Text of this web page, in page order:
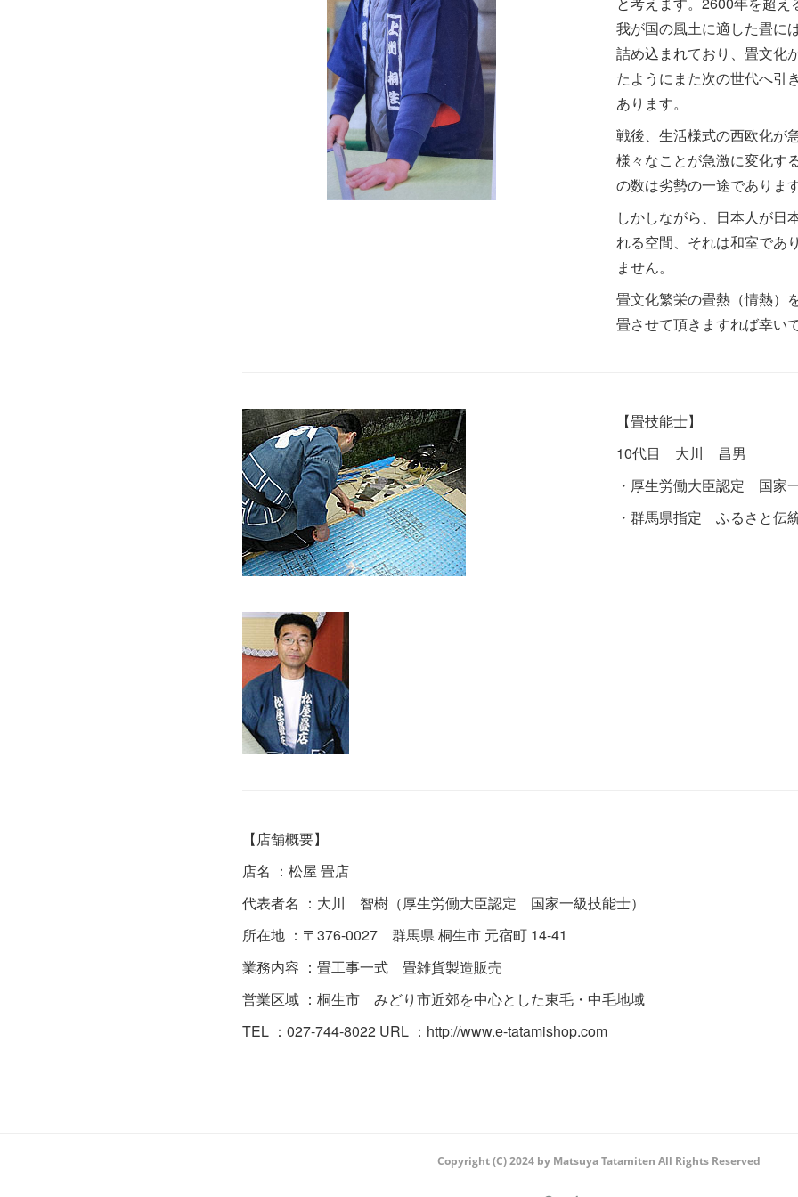
我が国の風土に適した畳に
詰め込まれており、畳文化
たようにまた次の世代へ引
あります。
戦後、生活様式の西欧化が
様々なことが急激に変化す
の数は劣勢の一途であります
しかしながら、日本人が日
れる空間、それは和室であ
ません。
畳文化繁栄の畳熱（情熱）
畳させて頂きますれば幸いで
【畳技能士】
10代目 大川 昌男
・厚生労働大臣認定 国家
・群馬県指定 ふるさと伝
【店舗概要】
店名 ：松屋 畳店
代表者名 ：大川 智樹（厚生労働大臣認定 国家一級技能士）
所在地 ：〒376-0027 群馬県 桐生市 元宿町 14-41
業務内容 ：畳工事一式 畳雑貨製造販売
営業区域 ：桐生市 みどり市近郊を中心とした東毛・中毛地域
TEL ：027-744-8022 URL ：http://www.e-tatamishop.com
Copyright (C) 2024 by Matsuya Tatamiten All Rights Reserved